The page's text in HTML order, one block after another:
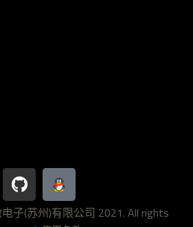
G
i
t
h
子(苏州)有限公司 2021. All rights